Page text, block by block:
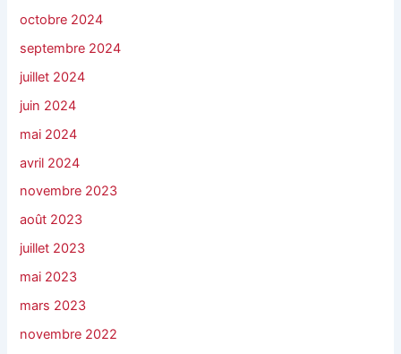
octobre 2024
septembre 2024
juillet 2024
juin 2024
mai 2024
avril 2024
novembre 2023
août 2023
juillet 2023
mai 2023
mars 2023
novembre 2022